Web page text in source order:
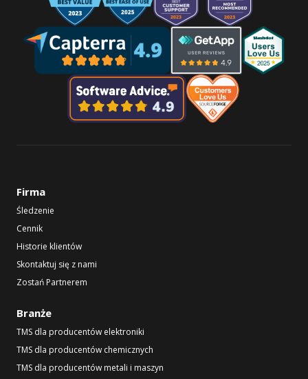
Firma
Śledzenie
Cennik
Historie klientów
Skontaktuj się z nami
Zostań Partnerem
Branże
TMS dla producentów elektroniki
TMS dla producentów chemicznych
TMS dla producentów metali i maszyn